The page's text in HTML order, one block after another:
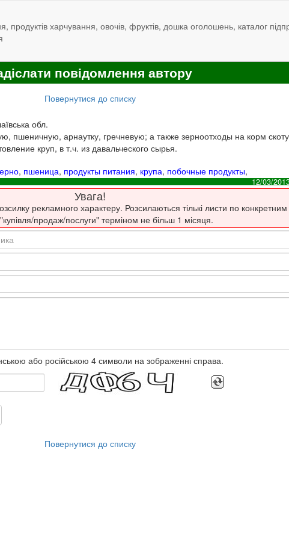
продуктів харчування, овочів, фруктів, дошка оголошень, каталог
повідомлення автору
Повернутися до списку
обл.
пшеничную, арнаутку, гречневую; а также зерноотходы на корм
круп, в т.ч. из давальческого сырья.
, пшеница, продукты питания, крупа, побочные продукты,
12/03/
Увага!
рекламного характеру. Розсилаються тількі листи по конкретним
продаж/послуги" терміном не більш 1 місяця.
або російською 4 символи на зображенні справа.
Повернутися до списку